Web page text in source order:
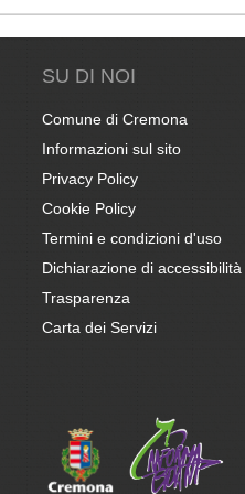
SU DI NOI
Comune di Cremona
Informazioni sul sito
Privacy Policy
Cookie Policy
Termini e condizioni d'uso
Dichiarazione di accessibilità
Trasparenza
Carta dei Servizi